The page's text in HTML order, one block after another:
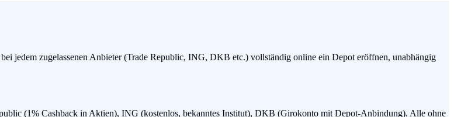
jedem zugelassenen Anbieter (Trade Republic, ING, DKB etc.) vollständig online ein Depot eröffnen, unabhängig
(1% Cashback in Aktien), ING (kostenlos, bekanntes Institut), DKB (Girokonto mit Depot-Anbindung). Alle ohne